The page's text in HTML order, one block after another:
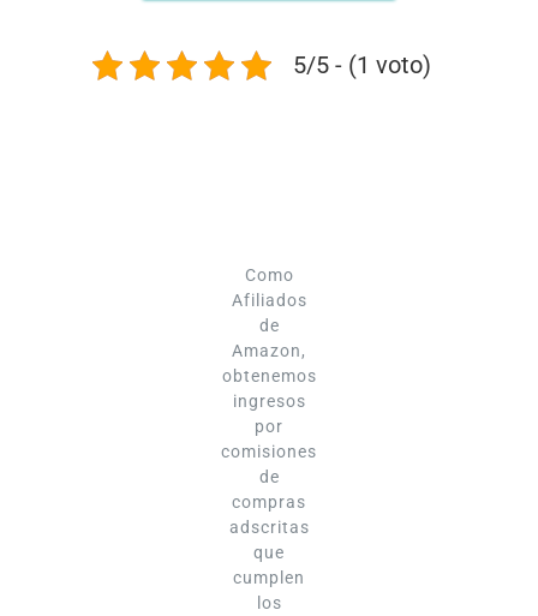
5/5 - (1 voto)
Como
Afiliados
de
Amazon,
obtenemos
ingresos
por
comisiones
de
compras
adscritas
que
cumplen
los